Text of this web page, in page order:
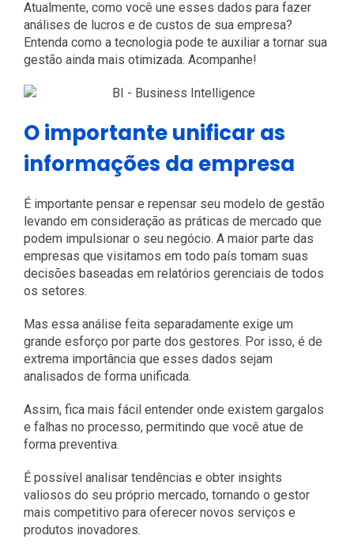
Atualmente, como você une esses dados para fazer
análises de lucros e de custos de sua empresa?
Entenda como a tecnologia pode te auxiliar a tornar sua
gestão ainda mais otimizada. Acompanhe!
O importante unificar as
informações da empresa
É importante pensar e repensar seu modelo de gestão
levando em consideração as práticas de mercado que
podem impulsionar o seu negócio. A maior parte das
empresas que visitamos em todo país tomam suas
decisões baseadas em relatórios gerenciais de todos
os setores.
Mas essa análise feita separadamente exige um
grande esforço por parte dos gestores. Por isso, é de
extrema importância que esses dados sejam
analisados de forma unificada.
Assim, fica mais fácil entender onde existem gargalos
e falhas no processo, permitindo que você atue de
forma preventiva.
É possível analisar tendências e obter insights
valiosos do seu próprio mercado, tornando o gestor
mais competitivo para oferecer novos serviços e
produtos inovadores.